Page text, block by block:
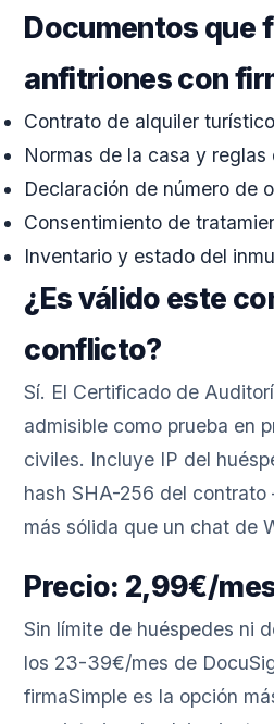
Documentos que
anfitriones con
Contrato de alquiler turístico
Normas de la casa y
Declaración de número de
Consentimiento de
Inventario y estado del
¿Es válido este
conflicto?
Sí. El Certificado de
admisible como prueba en
civiles. Incluye IP del
hash SHA-256 del
más sólida que un chat de
Precio: 2,99€/
Sin límite de huéspedes ni
los 23-39€/mes de
firmaSimple es la opción